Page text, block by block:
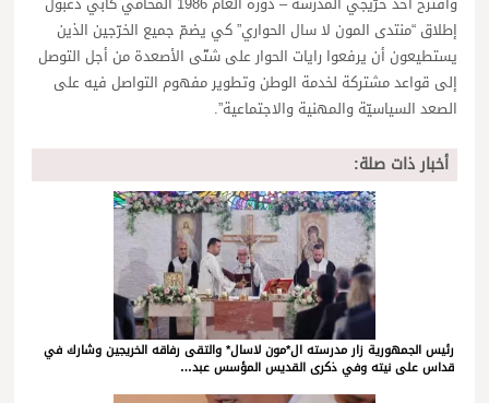
إطلاق “منتدى المون لا سال الحواري” كي يضمّ جميع الخرّجين الذين
يستطيعون أن يرفعوا رايات الحوار على شتّى الأصعدة من أجل التوصل
إلى قواعد مشتركة لخدمة الوطن وتطوير مفهوم التواصل فيه على
الصعد السياسيّة والمهنية والاجتماعية”.
أخبار ذات صلة:
رئيس الجمهورية زار مدرسته ال*مون لاسال* والتقى رفاقه الخريجين وشارك في
قداس على نيته وفي ذكرى القديس المؤسس عبد…